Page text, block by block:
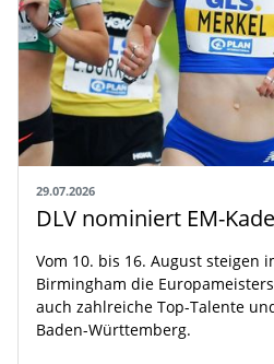
29.07.2026
Vom 10. bis 16. August steigen
Birmingham die
auch zahlreiche Top-Talente
Baden-Württemberg.